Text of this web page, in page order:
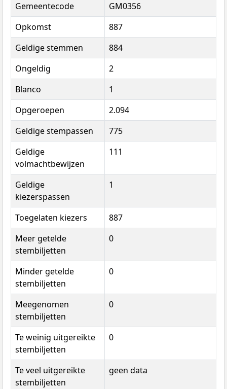
Gemeentecode
GM0356
Opkomst
887
Geldige stemmen
884
Ongeldig
2
Blanco
1
Opgeroepen
2.094
Geldige stempassen
775
Geldige
volmachtbewijzen
111
Geldige
kiezerspassen
1
Toegelaten kiezers
887
Meer getelde
stembiljetten
0
Minder getelde
stembiljetten
0
Meegenomen
stembiljetten
0
Te weinig uitgereikte
stembiljetten
0
Te veel uitgereikte
stembiljetten
geen data